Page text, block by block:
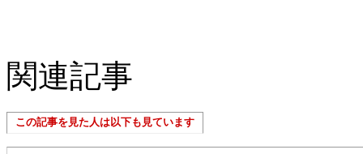
関連記事
この記事を見た人は以下も見ています